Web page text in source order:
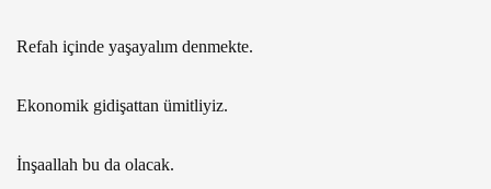
Refah içinde yaşayalım denmekte.
Ekonomik gidişattan ümitliyiz.
İnşaallah bu da olacak.